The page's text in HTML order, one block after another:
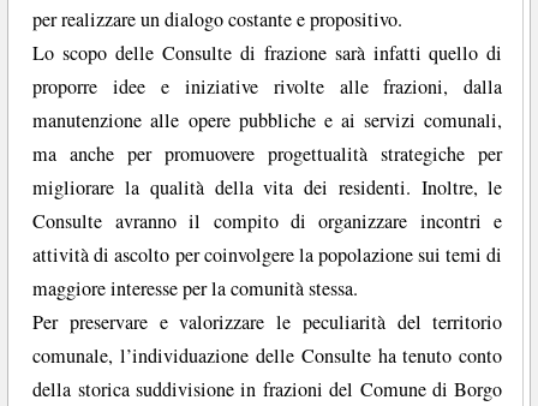
per realizzare un dialogo costante e propositivo.
Lo scopo delle Consulte di frazione sarà infatti quello di
proporre idee e iniziative rivolte alle frazioni, dalla
manutenzione alle opere pubbliche e ai servizi comunali,
ma anche per promuovere progettualità strategiche per
migliorare la qualità della vita dei residenti. Inoltre, le
Consulte avranno il compito di organizzare incontri e
attività di ascolto per coinvolgere la popolazione sui temi di
maggiore interesse per la comunità stessa.
Per preservare e valorizzare le peculiarità del territorio
comunale, l’individuazione delle Consulte ha tenuto conto
della storica suddivisione in frazioni del Comune di Borgo